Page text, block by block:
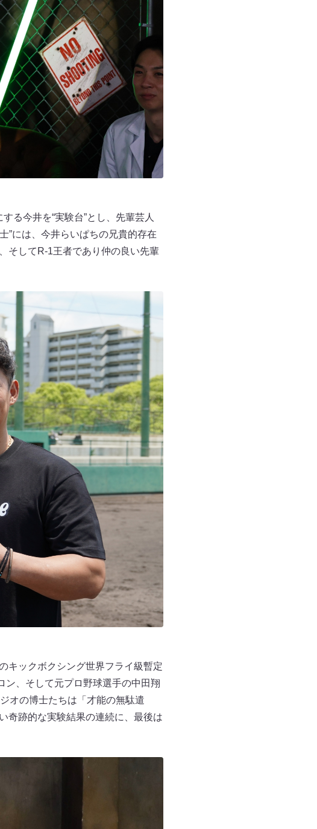
る今井を“実験台”とし、先輩芸人
”には、今井らいぱちの兄貴的存在
そしてR-1王者であり仲の良い先輩
キックボクシング世界フライ級暫定
ン、そして元プロ野球選手の中田翔
オの博士たちは「才能の無駄遣
奇跡的な実験結果の連続に、最後は